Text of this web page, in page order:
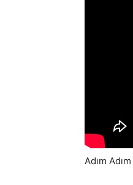
Adım Adım